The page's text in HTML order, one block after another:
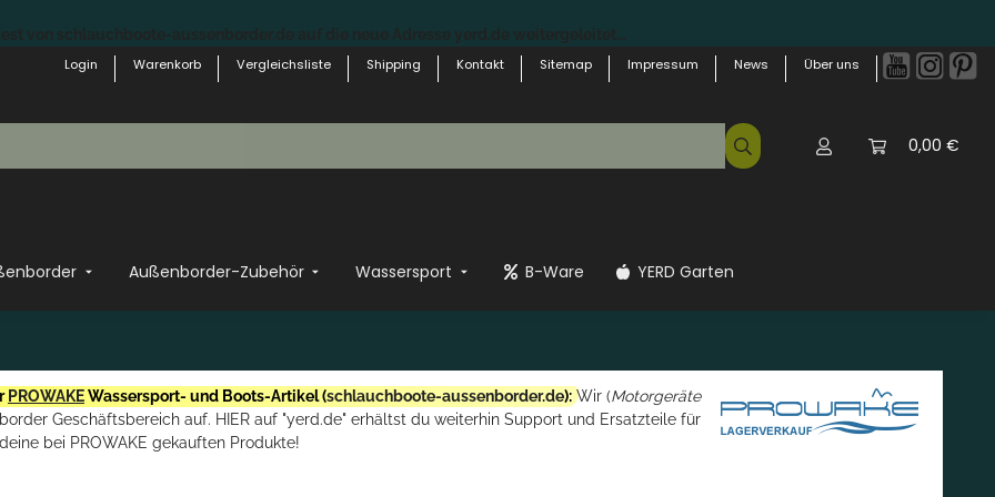
Login
Warenkorb Vergleichsliste Shipping Kontakt Sitemap Impressum News Über uns
0,00 €
Außenborder-Zubehör Wassersport B-Ware YERD Garten
PROWAKEWassersport- und Boots-Artikel (schlauchboote-aussenborder.de): Wir (Motorgeräte
Geschäftsbereich auf. HIER auf "yerd.de" erhältst du weiterhin Support und Ersatzteile für
deine bei PROWAKE gekauften Produkte!